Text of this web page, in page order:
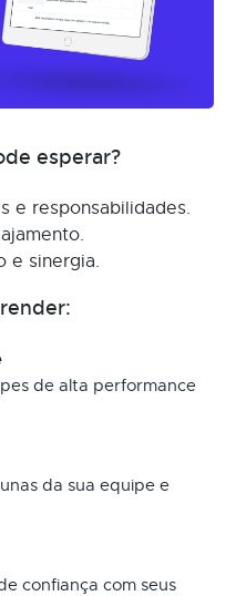
esperar?
e responsabilidades.
e sinergia.
de alta performance
da sua equipe e
confiança com seus